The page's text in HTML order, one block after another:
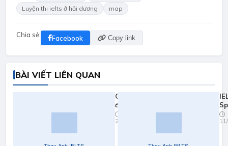
Luyện thi ielts ở hải dương
map
Chia sẻ: Facebook Copy link
BÀI VIẾT LIÊN QUAN
Quy đổi
điểm
ielts
2026
23/03/2026